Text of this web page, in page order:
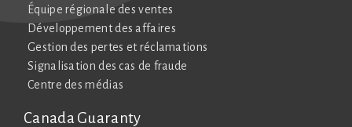
Équipe régionale des ventes
Développement des affaires
Gestion des pertes et réclamations
Signalisation des cas de fraude
Centre des médias
Canada Guaranty